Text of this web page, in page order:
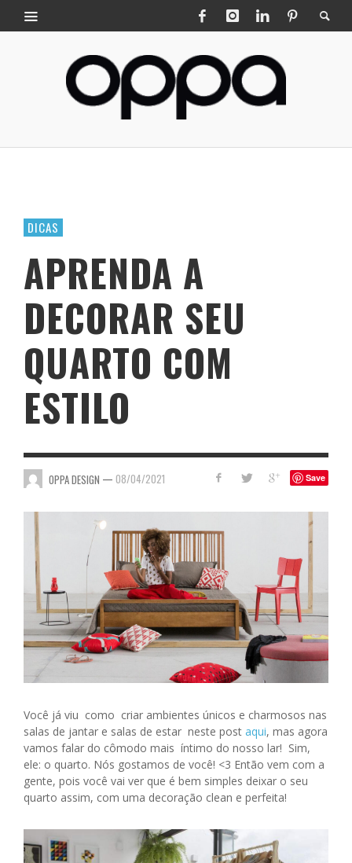
DICAS
APRENDA A
DECORAR SEU
QUARTO COM
ESTILO
Save
OPPA DESIGN — 08/04/2021
Você já viu como criar ambientes únicos e charmosos nas
salas de jantar e salas de estar neste post aqui, mas agora
vamos falar do cômodo mais íntimo do nosso lar! Sim,
ele: o quarto. Nós gostamos de você! <3 Então vem com a
gente, pois você vai ver que é bem simples deixar o seu
quarto assim, com uma decoração clean e perfeita!